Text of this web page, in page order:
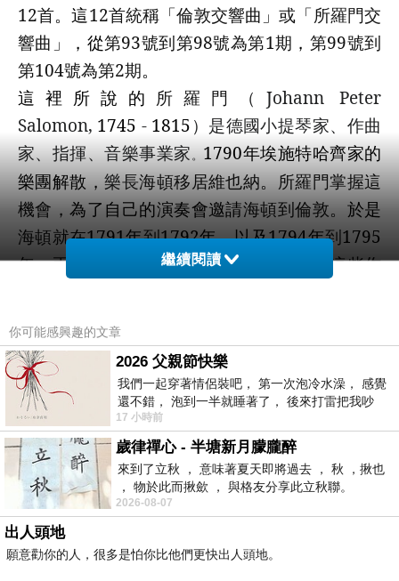
12首。這12首統稱「倫敦交響曲」或「所羅門交
響曲」
，從第93號到第98號為第1期 ， 第99號到
第104號為第2期。
這裡所說的 所羅門 （ Johann Peter
Salomon, 1745 - 1815） 是德國小提琴家、作曲
家、指揮、音樂事業家。 1790年埃施特哈齊家的
樂團解散，樂長海頓移居維也納。所羅門掌握這
機會，為了自己的演奏會邀請海頓到倫敦。於是
海頓就在1791年到1792年，以及1794年到1795
年，兩次前往 ，並譜寫12
。這些作
譜，在沙龍等場所演奏。
交響曲第
號降E 大調（Hob. I:99 ）是12首「倫
敦交響曲」的第7首 ，是1793年海頓為第二次倫
敦之行做準備，而在維也納創作的。此曲於1794
年2月 10日 在倫敦漢諾威廣場客房首演
海頓坐
在鋼琴前指揮樂團。
這是很優雅的作品，不過，沒有令人醒目的特
徵。
在第1期「倫敦交響曲」也就是從第
繼續閱讀
你可能感興趣的文章
2026 父親節快樂
我們一起穿著情侶裝吧， 第一次泡冷水澡， 感覺
還不錯， 泡到一半就睡著了， 後來打雷把我吵
醒， 手
17 小時前
歲律禪心 - 半塘新月朦朧醉
來到了立秋 ， 意味著夏天即將過去 ， 秋 ，揪也
， 物於此而揪歛 ， 與格友分享此立秋聯。
2026-08-07
出人頭地
願意勸你的人，很多是怕你比他們更快出人頭地。